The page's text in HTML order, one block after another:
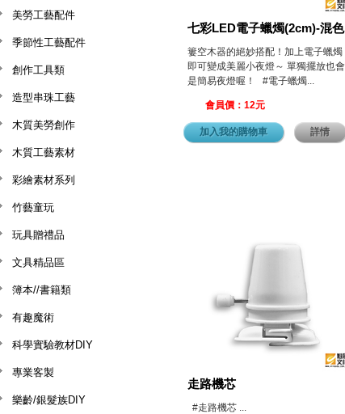
七彩LED電子蠟燭(2cm)-混色
簍空木器的絕妙搭配！加上電子蠟燭
即可變成美麗小夜燈～ 單獨擺放也會
是簡易夜燈喔！ #電子蠟燭...
會員價：12元
加入我的購物車 詳情
走路機芯
#走路機芯 ...
美勞工藝配件
季節性工藝配件
創作工具類
造型串珠工藝
木質美勞創作
木質工藝素材
彩繪素材系列
竹藝童玩
玩具贈禮品
文具精品區
簿本//書籍類
有趣魔術
科學實驗教材DIY
專業客製
樂齡/銀髮族DIY